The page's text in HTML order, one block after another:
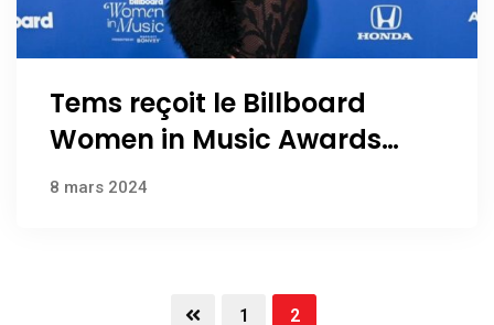
Tems reçoit le Billboard
Women in Music Awards
2024
8 mars 2024
1 2